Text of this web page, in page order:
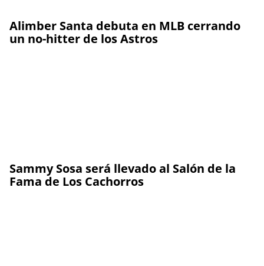
Alimber Santa debuta en MLB cerrando
un no-hitter de los Astros
Sammy Sosa será llevado al Salón de la
Fama de Los Cachorros